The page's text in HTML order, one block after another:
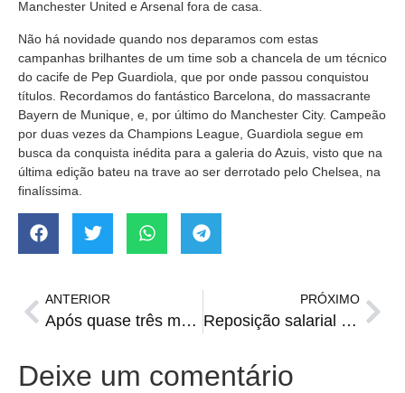
Manchester United e Arsenal fora de casa.
Não há novidade quando nos deparamos com estas
campanhas brilhantes de um time sob a chancela de um técnico
do cacife de Pep Guardiola, que por onde passou conquistou
títulos. Recordamos do fantástico Barcelona, do massacrante
Bayern de Munique, e, por último do Manchester City. Campeão
por duas vezes da Champions League, Guardiola segue em
busca da conquista inédita para a galeria do Azuis, visto que na
última edição bateu na trave ao ser derrotado pelo Chelsea, na
finalíssima.
ANTERIOR
Após quase três meses, Santiago registra morte por Covid
PRÓXIMO
Reposição salarial e nova secretaria entram na pauta da Câmara
Deixe um comentário